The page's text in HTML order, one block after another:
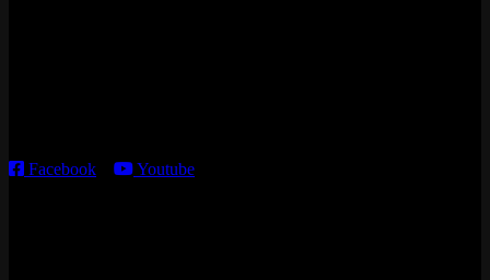
Facebook
Youtube